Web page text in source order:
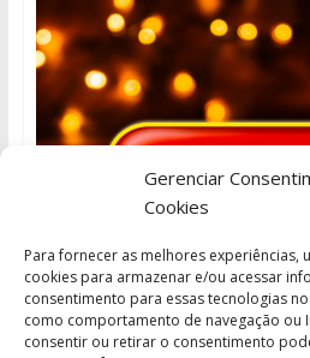
Gerenciar
Cookies
Para fornecer as melhores experiências,
cookies para armazenar e/ou acessar
consentimento para essas tecnologias
como comportamento de navegação ou
consentir ou retirar o consentimento